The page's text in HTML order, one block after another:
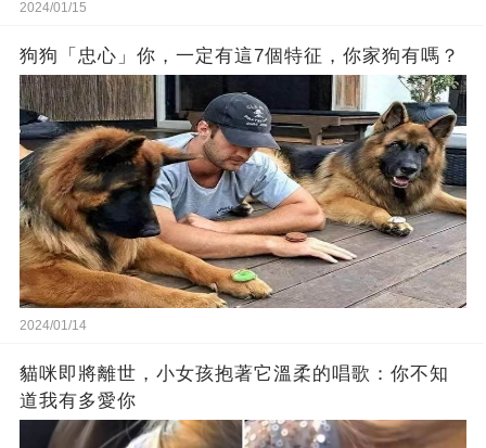
2024/01/15
狗狗「忠心」你，一定有這7個特征，你家狗有嗎？
2024/01/14
貓咪即將離世，小女孩抱著它溫柔的唱歌：你不知
道我有多愛你